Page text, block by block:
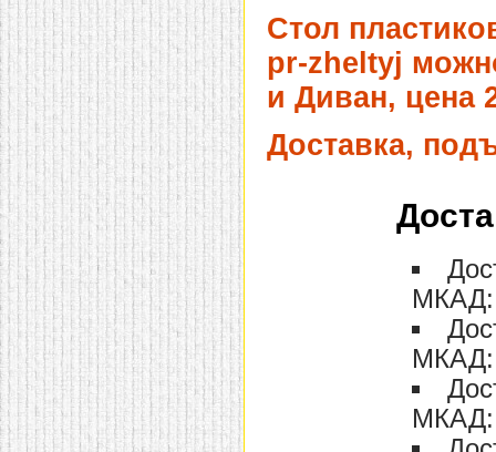
домашнем использовании.
Эта мебель имеет
некоторые преимущества
перед той же стенкой для
гостиной, к примеру,
поскольку она более
легкая и не загромождает
пространство. В спальне
этот предмет можно
поставить у изголовья
кровати, чтобы заполнить
пустующее там
место. Также стеллажи
очень часто используют в
качестве разграничителей
комнаты, например, на
рабочую зону и
пространство для отдыха.
Особенно это актуально
для однокомнатных
квартир.
Стол
pr-zheltyj
и Диван, цена
Доставка,
МКАД:
МКАД:
МКАД: